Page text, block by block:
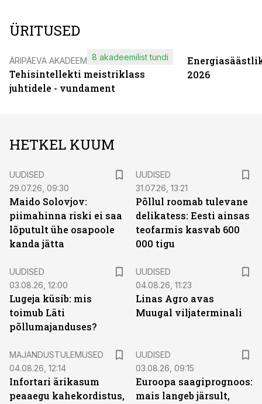
ÜRITUSED
ÄRIPÄEVA AKADEEMIA
Tehisintellekti meistriklass
juhtidele - vundament
8 akadeemilist tundi
2026
HETKEL KUUM
UUDISED
29.07.26, 09:30
Maido Solovjov:
piimahinna riski ei saa
lõputult ühe osapoole
kanda jätta
UUDISED
31.07.26, 13:21
Põllul roomab tulevane
delikatess: Eesti ainsas
teofarmis kasvab 600
000 tigu
UUDISED
03.08.26, 12:00
Lugeja küsib: mis
toimub Läti
põllumajanduses?
UUDISED
04.08.26, 11:23
Linas Agro avas
Muugal viljaterminali
MAJANDUSTULEMUSED
04.08.26, 12:14
Infortari ärikasum
peaaegu kahekordistus,
UUDISED
03.08.26, 09:15
Euroopa saagiprognoos:
mais langeb järsult,